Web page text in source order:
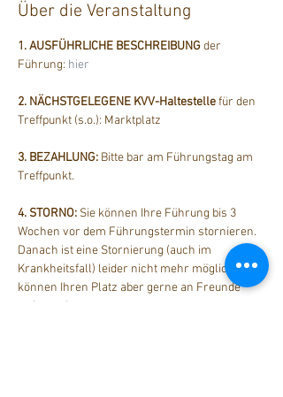
Über die Veranstaltung
1. AUSFÜHRLICHE BESCHREIBUNG der
Führung: hier
2. NÄCHSTGELEGENE KVV-Haltestelle für den
Treffpunkt (s.o.): Marktplatz
3. BEZAHLUNG: Bitte bar am Führungstag am
Treffpunkt.
4. STORNO: Sie können Ihre Führung bis 3
Wochen vor dem Führungstermin stornieren.
Danach ist eine Stornierung (auch im
Krankheitsfall) leider nicht mehr möglich. Sie
können Ihren Platz aber gerne an Freunde
weiter geben.